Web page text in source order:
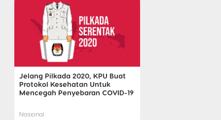
Jelang Pilkada 2020, KPU Buat
Protokol Kesehatan Untuk
Mencegah Penyebaran COVID-19
Nasional